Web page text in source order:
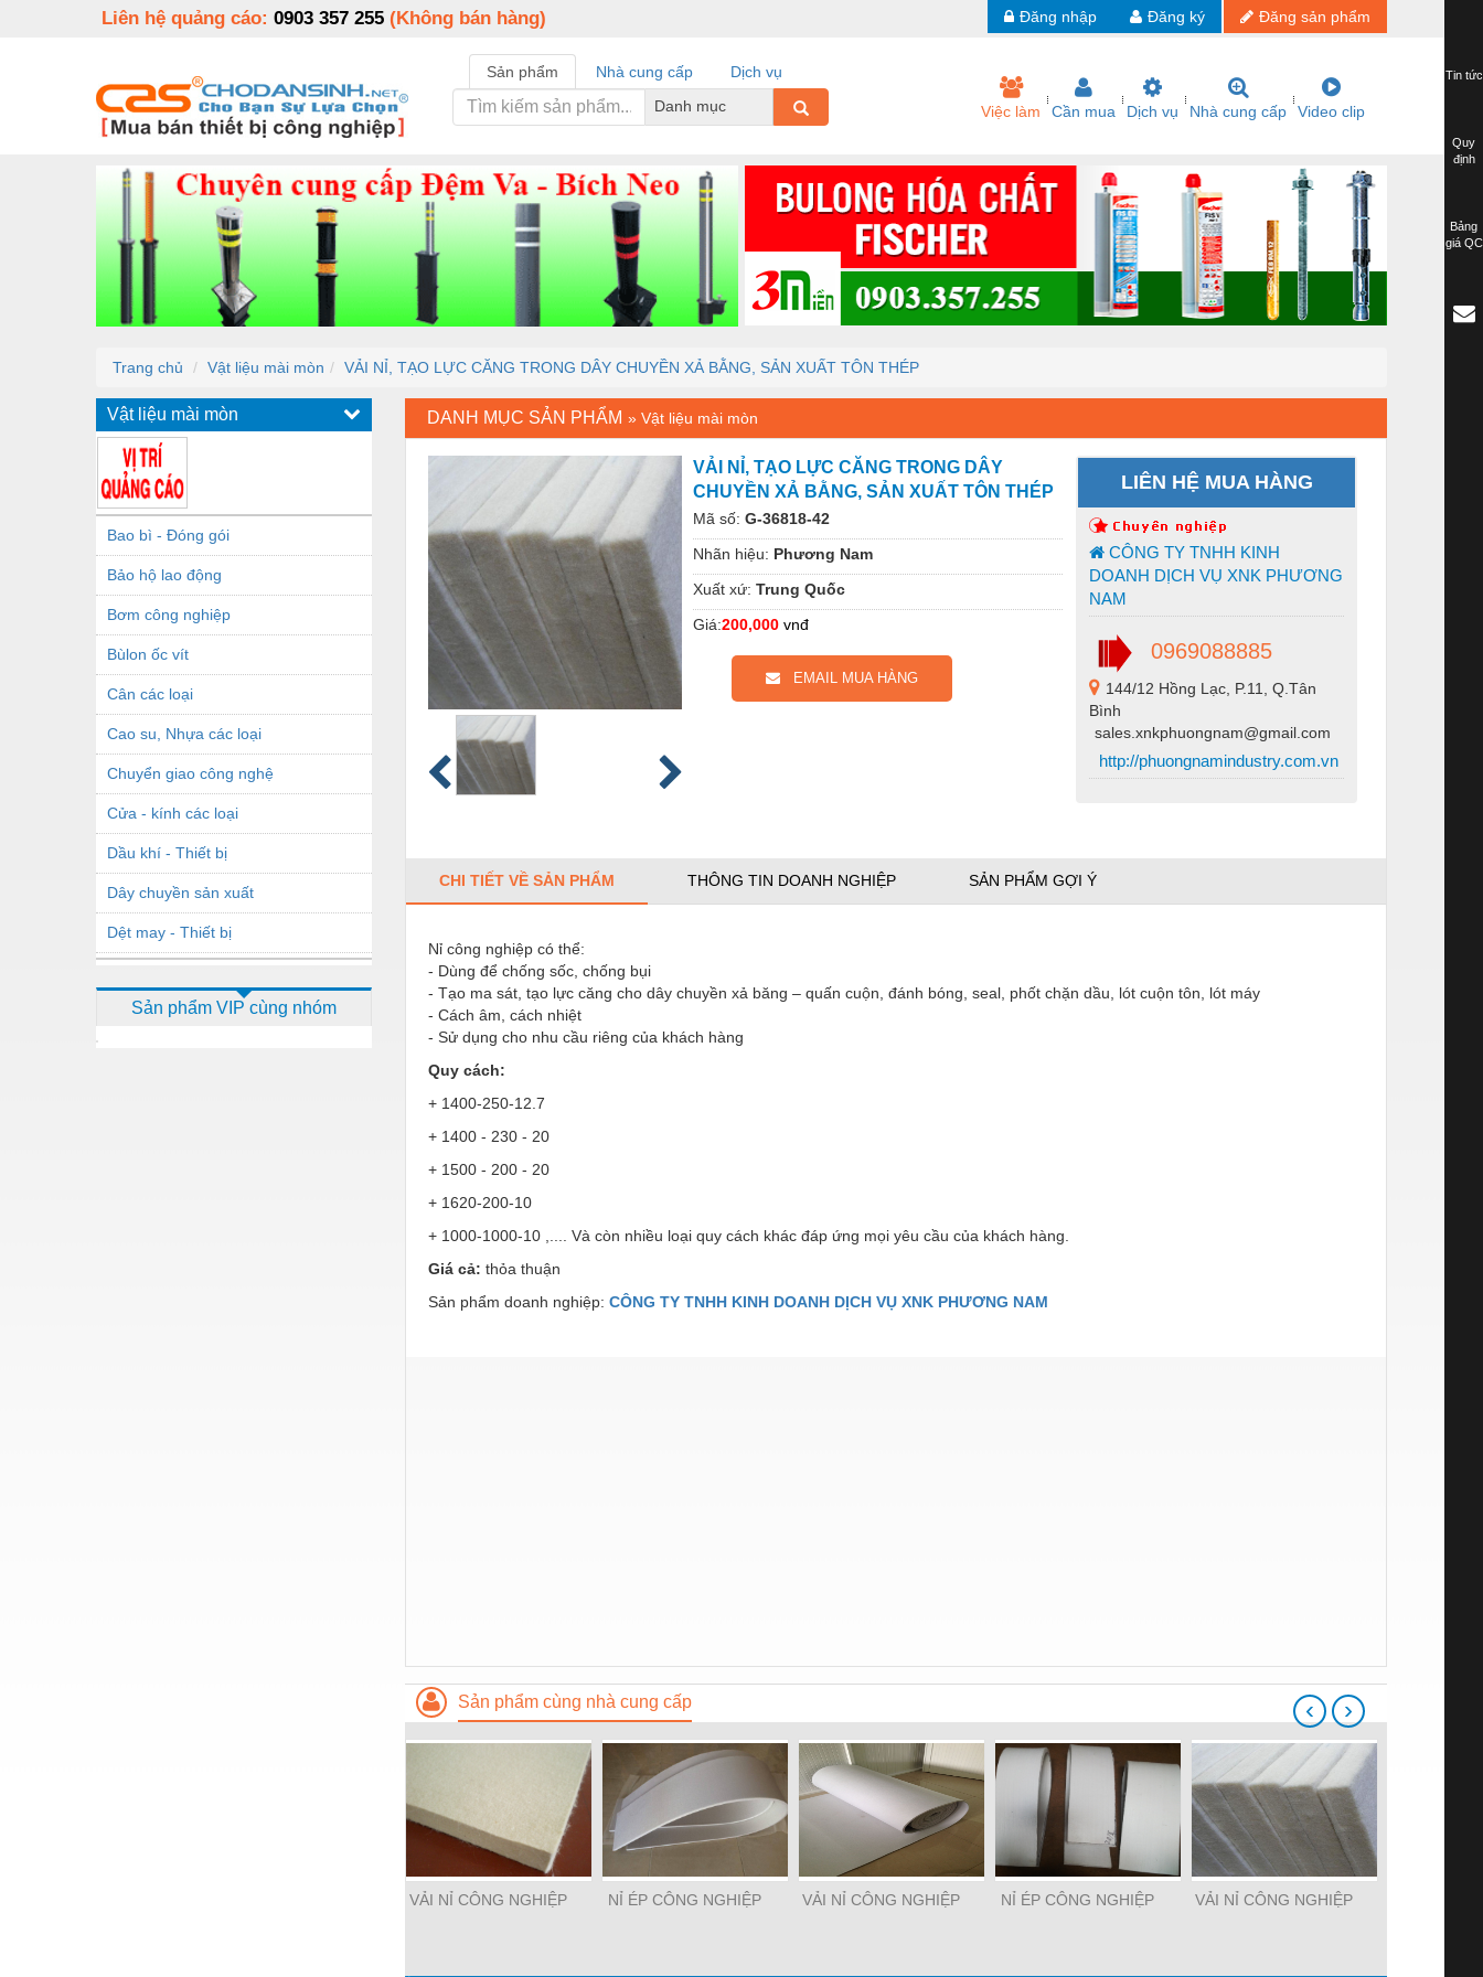
Liên hệ quảng cáo: 0903 357 255 (Không bán hàng) Đăng sản phẩm
Đăng ký
Đăng nhập
Sản phẩm Nhà cung cấp
Dịch vụ
Danh mục
Việc làm Cần mua Dịch vụ Nhà cung cấp Video clip
Trang chủ Vật liệu mài mòn VẢI NỈ, TẠO LỰC CĂNG TRONG DÂY CHUYỀN XẢ BẰNG, SẢN XUẤT TÔN THÉP
Vật liệu mài mòn
Bao bì - Đóng gói
Bảo hộ lao động
Bơm công nghiệp
Bùlon ốc vít
Cân các loại
Cao su, Nhựa các loại
Chuyển giao công nghệ
Cửa - kính các loại
Dầu khí - Thiết bị
Dây chuyền sản xuất
Dệt may - Thiết bị
Dịch vụ - Thi công
Sản phẩm VIP cùng nhóm
DANH MỤC SẢN PHẨM » Vật liệu mài mòn
VẢI NỈ, TẠO LỰC CĂNG TRONG DÂY
CHUYỀN XẢ BẰNG, SẢN XUẤT TÔN THÉP
Mã số: G-36818-42
Nhãn hiệu: Phương Nam
Xuất xứ: Trung Quốc
Giá:200,000 vnđ
EMAIL MUA HÀNG
LIÊN HỆ MUA HÀNG
CÔNG TY TNHH KINH
DOANH DỊCH VỤ XNK PHƯƠNG
NAM
0969088885
144/12 Hồng Lạc, P.11, Q.Tân
Bình
sales.xnkphuongnam@gmail.com
http://phuongnamindustry.com.vn
CHI TIẾT VỀ SẢN PHẨM THÔNG TIN DOANH NGHIỆP SẢN PHẨM GỢI Ý
Nỉ công nghiệp có thể:
- Dùng để chống sốc, chống bụi
- Tạo ma sát, tạo lực căng cho dây chuyền xả băng – quấn cuộn, đánh bóng, seal, phốt chặn dầu, lót cuộn tôn, lót máy
- Cách âm, cách nhiệt
- Sử dụng cho nhu cầu riêng của khách hàng
Quy cách:
+ 1400-250-12.7
+ 1400 - 230 - 20
+ 1500 - 200 - 20
+ 1620-200-10
+ 1000-1000-10 ,.... Và còn nhiều loại quy cách khác đáp ứng mọi yêu cầu của khách hàng.
Giá cả: thỏa thuận
Sản phẩm doanh nghiệp: CÔNG TY TNHH KINH DOANH DỊCH VỤ XNK PHƯƠNG NAM
Sản phẩm cùng nhà cung cấp
VẢI NỈ CÔNG NGHIỆP NỈ ÉP CÔNG NGHIỆP VẢI NỈ CÔNG NGHIỆP NỈ ÉP CÔNG NGHIỆP VẢI NỈ CÔNG NGHIỆP
‹ ›
Tin tức
Quy
định
Bảng
giá QC